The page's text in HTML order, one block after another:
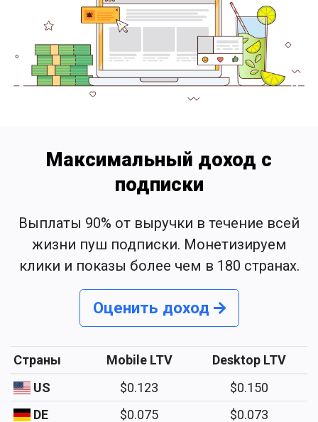
Максимальный доход с
подписки
Выплаты 90% от выручки в течение всей
жизни пуш подписки. Монетизируем
клики и показы более чем в 180 странах.
Оценить доход
Страны Mobile LTV
Desktop LTV
US
$0.123
$0.150
DE
$0.075
$0.073